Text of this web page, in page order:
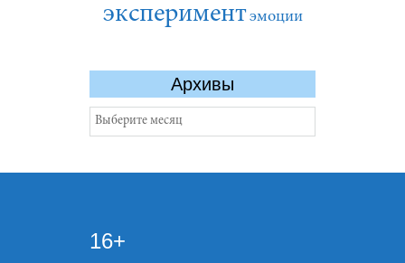
экспериментэмоции
Архивы
Архивы
16+